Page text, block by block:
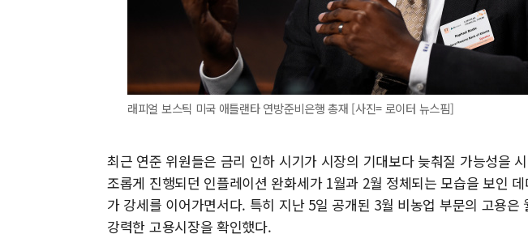
래피얼 보스틱 미국 애틀랜타 연방준비은행 총재 [사진= 로이터 뉴스핌]
최근 연준 위원들은 금리 인하 시기가 시장의 기대보다 늦춰질 가능성을
조롭게 진행되던 인플레이션 완화세가 1월과 2월 정체되는 모습을 보인
가 강세를 이어가면서다. 특히 지난 5일 공개된 3월 비농업 부문의 고용은
강력한 고용시장을 확인했다.